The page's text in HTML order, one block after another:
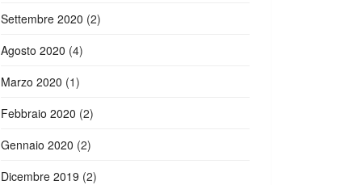
Settembre 2020 (2)
Agosto 2020 (4)
Marzo 2020 (1)
Febbraio 2020 (2)
Gennaio 2020 (2)
Dicembre 2019 (2)